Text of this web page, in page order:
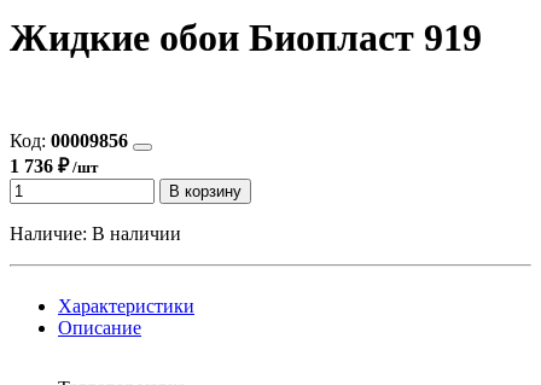
Жидкие обои Биопласт 919
Код: 00009856
1 736 ₽/шт
В корзину
Наличие: В наличии
Характеристики
Описание